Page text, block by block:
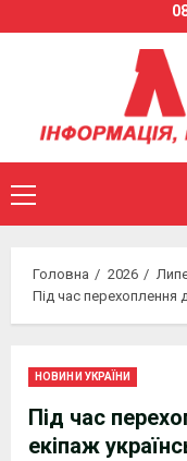
to
Primary
Menu
Головна 2026
Під час перехоплення
НОВИНИ УКРАЇНИ
Під час
екіпаж